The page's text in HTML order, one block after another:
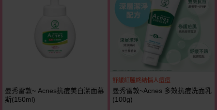
曼秀雷敦~ Acnes抗痘美白潔面慕
斯(150ml)
舒緩紅腫終結惱人痘痘
曼秀雷敦~Acnes 多效抗痘洗面乳
(100g)